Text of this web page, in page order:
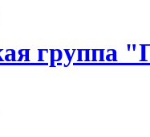
группа